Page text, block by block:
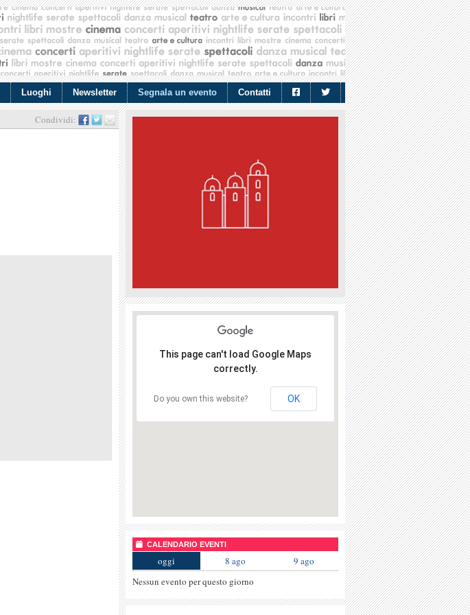
Luoghi Newsletter Segnala un evento Contatti
Condividi:
This page can't load Google Maps
correctly.
Do you own this website? OK
CALENDARIO EVENTI
oggi 8 ago
9 ago
Nessun evento per questo giorno